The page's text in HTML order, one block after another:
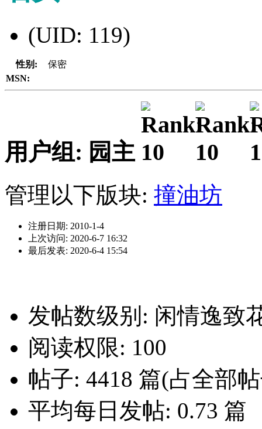
(UID: 119)
性别:
保密
MSN:
用户组: 园主
管理以下版块: 撞油坊
注册日期: 2010-1-4
上次访问: 2020-6-7 16:32
最后发表: 2020-6-4 15:54
发帖数级别: 闲情逸致
阅读权限: 100
帖子: 4418 篇(占全部
平均每日发帖: 0.73 篇